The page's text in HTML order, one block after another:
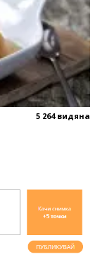
5 264 видяна